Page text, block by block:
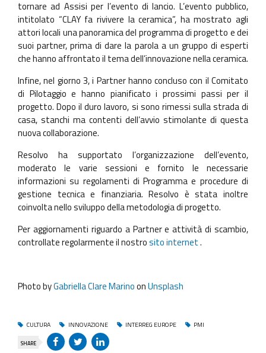
tornare ad Assisi per l’evento di lancio. L’evento pubblico,
intitolato “CLAY fa rivivere la ceramica”, ha mostrato agli
attori locali una panoramica del programma di progetto e dei
suoi partner, prima di dare la parola a un gruppo di esperti
che hanno affrontato il tema dell’innovazione nella ceramica.
Infine, nel giorno 3, i Partner hanno concluso con il Comitato
di Pilotaggio e hanno pianificato i prossimi passi per il
progetto. Dopo il duro lavoro, si sono rimessi sulla strada di
casa, stanchi ma contenti dell’avvio stimolante di questa
nuova collaborazione.
Resolvo ha supportato l’organizzazione dell’evento,
moderato le varie sessioni e fornito le necessarie
informazioni su regolamenti di Programma e procedure di
gestione tecnica e finanziaria. Resolvo è stata inoltre
coinvolta nello sviluppo della metodologia di progetto.
Per aggiornamenti riguardo a Partner e attività di scambio,
controllate regolarmente il nostrosito internet.
Photo byGabriella Clare MarinoonUnsplash
CULTURA INNOVAZIONE INTERREG EUROPE PMI
SHARE